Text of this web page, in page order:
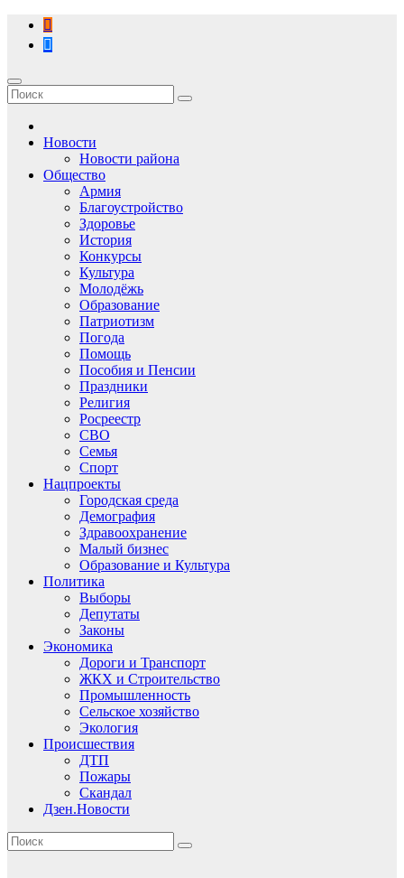
Перейти
содержимому
Новости
Новости района
Общество
Армия
Благоустройство
Здоровье
История
Конкурсы
Культура
Молодёжь
Образование
Патриотизм
Погода
Помощь
Пособия и Пенсии
Праздники
Религия
Росреестр
СВО
Семья
Спорт
Нацпроекты
Городская среда
Демография
Здравоохранение
Малый бизнес
Образование и Культура
Политика
Выборы
Депутаты
Законы
Экономика
Дороги и Транспорт
ЖКХ и Строительство
Промышленность
Сельское хозяйство
Экология
Происшествия
ДТП
Пожары
Скандал
Дзен.Новости